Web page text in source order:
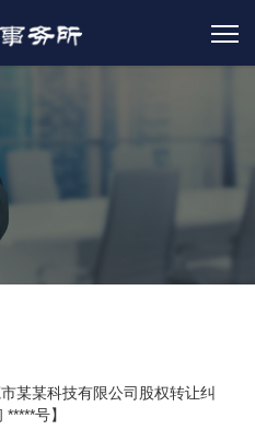
某某科技有限公司股权转让纠
号】